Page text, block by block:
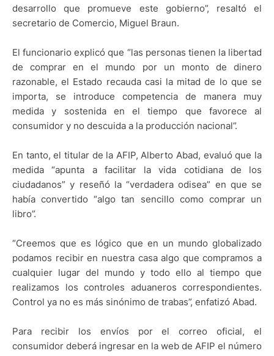
desarrollo que promueve este gobierno”, resaltó el
secretario de Comercio, Miguel Braun.
El funcionario explicó que “las personas tienen la libertad
de comprar en el mundo por un monto de dinero
razonable, el Estado recauda casi la mitad de lo que se
importa, se introduce competencia de manera muy
medida y sostenida en el tiempo que favorece al
consumidor y no descuida a la producción nacional”.
En tanto, el titular de la AFIP, Alberto Abad, evaluó que la
medida “apunta a facilitar la vida cotidiana de los
ciudadanos” y reseñó la “verdadera odisea” en que se
había convertido “algo tan sencillo como comprar un
libro”.
“Creemos que es lógico que en un mundo globalizado
podamos recibir en nuestra casa algo que compramos a
cualquier lugar del mundo y todo ello al tiempo que
realizamos los controles aduaneros correspondientes.
Control ya no es más sinónimo de trabas”, enfatizó Abad.
Para recibir los envíos por el correo oficial, el
consumidor deberá ingresar en la web de AFIP el número